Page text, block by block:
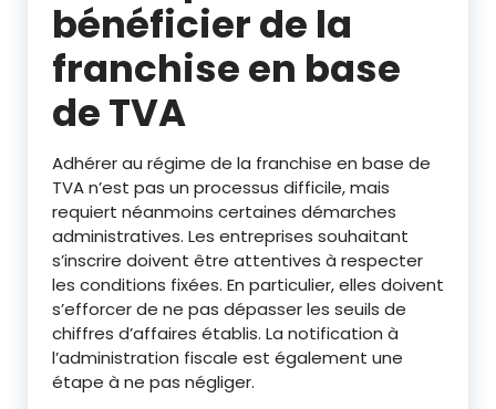
bénéficier de la
franchise en base
de TVA
Adhérer au régime de la franchise en base de
TVA n’est pas un processus difficile, mais
requiert néanmoins certaines démarches
administratives. Les entreprises souhaitant
s’inscrire doivent être attentives à respecter
les conditions fixées. En particulier, elles doivent
s’efforcer de ne pas dépasser les seuils de
chiffres d’affaires établis. La notification à
l’administration fiscale est également une
étape à ne pas négliger.